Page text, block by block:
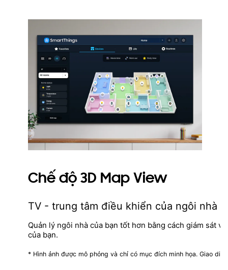
Chế độ 3D Map View
TV - trung tâm điều khiển của ngôi nhà
Quản lý ngôi nhà của bạn tốt hơn bằng cách giám sát
của bạn.
* Hình ảnh được mô phỏng và chỉ có mục đích minh họa. Giao